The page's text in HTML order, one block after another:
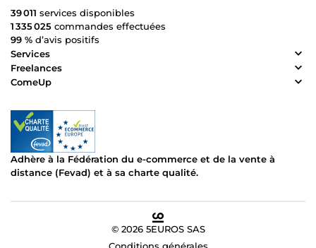
39 011 services disponibles
1 335 025 commandes effectuées
99 % d’avis positifs
Services
Freelances
ComeUp
Adhère à la Fédération du e-commerce et de la vente à
distance (Fevad) et à sa charte qualité.
© 2026 5EUROS SAS